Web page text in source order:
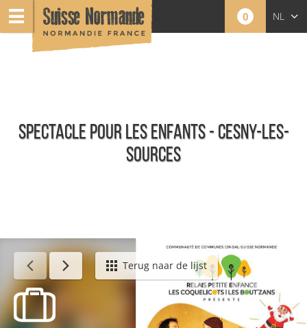
0 NL
SPECTACLE POUR LES ENFANTS - CESNY-LES-
SOURCES
Agenda - NederlandsTerug naar de lijst